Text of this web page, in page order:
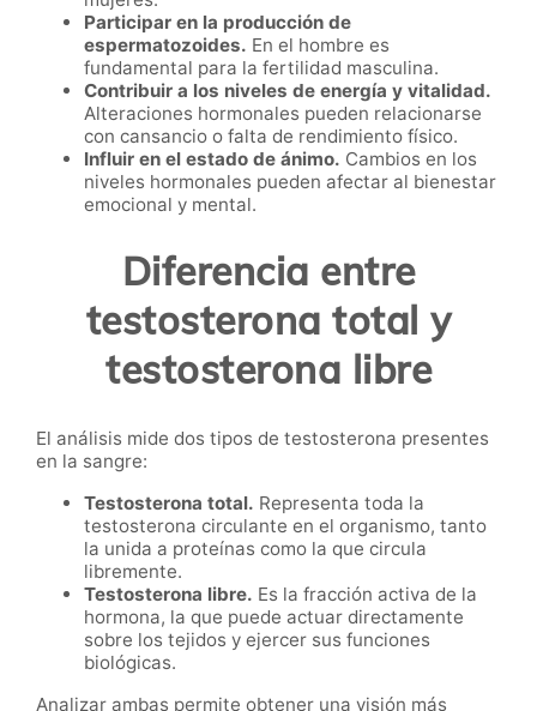
Participar en la producción de
espermatozoides. En el hombre es
fundamental para la fertilidad masculina.
Contribuir a los niveles de energía y vitalidad.
Alteraciones hormonales pueden relacionarse
con cansancio o falta de rendimiento físico.
Influir en el estado de ánimo. Cambios en los
niveles hormonales pueden afectar al bienestar
emocional y mental.
Diferencia entre
testosterona total y
testosterona libre
El análisis mide dos tipos de testosterona presentes
en la sangre:
Testosterona total. Representa toda la
testosterona circulante en el organismo, tanto
la unida a proteínas como la que circula
libremente.
Testosterona libre. Es la fracción activa de la
hormona, la que puede actuar directamente
sobre los tejidos y ejercer sus funciones
biológicas.
Analizar ambas permite obtener una visión más